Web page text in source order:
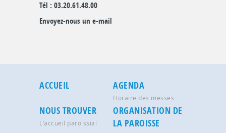
Tél : 03.20.61.48.00
Envoyez-nous un e-mail
ACCUEIL AGENDA
Horaire des messes
NOUS TROUVER
L’accueil paroissial
ORGANISATION DE
LA PAROISSE